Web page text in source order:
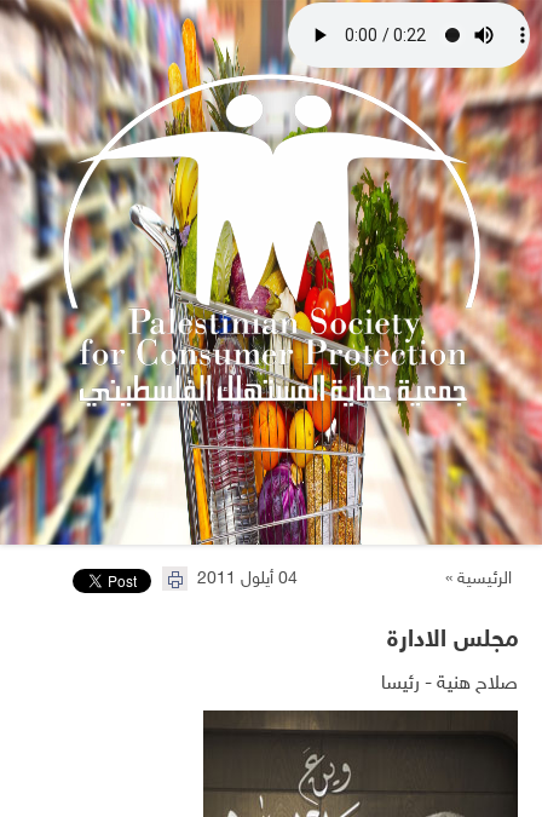
Toggle
الرئيسية » 04 أيلول 2011
مجلس الادارة
صلاح هنية - رئيسا